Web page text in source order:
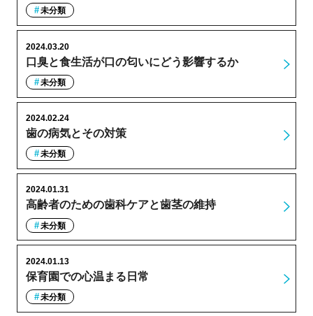
未分類
口臭と食生活が口の匂いにどう影響するか
2024.03.20
未分類
歯の病気とその対策
2024.02.24
未分類
高齢者のための歯科ケアと歯茎の維持
2024.01.31
未分類
保育園での心温まる日常
2024.01.13
未分類